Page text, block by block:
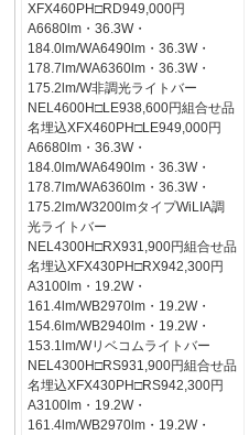
XFX460PH□RD949,000円
A6680lm・36.3W・
184.0lm/WA6490lm・36.3W・
178.7lm/WA6360lm・36.3W・
175.2lm/W非調光ライトバー
NEL4600H□LE938,600円組合せ品
名埋込XFX460PH□LE949,000円
A6680lm・36.3W・
184.0lm/WA6490lm・36.3W・
178.7lm/WA6360lm・36.3W・
175.2lm/W3200lmタイプWiLIA調
光ライトバー
NEL4300H□RX931,900円組合せ品
名埋込XFX430PH□RX942,300円
A3100lm・19.2W・
161.4lm/WB2970lm・19.2W・
154.6lm/WB2940lm・19.2W・
153.1lm/Wリベコムライトバー
NEL4300H□RS931,900円組合せ品
名埋込XFX430PH□RS942,300円
A3100lm・19.2W・
161.4lm/WB2970lm・19.2W・